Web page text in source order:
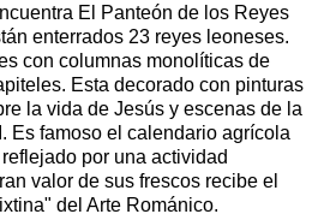
El Panteón de los Reyes
enterrados 23 reyes leoneses.
con columnas monolíticas de
Esta decorado con pinturas
la vida de Jesús y escenas de la
Es famoso el calendario agrícola
por una actividad
valor de sus frescos recibe el
del Arte Románico.